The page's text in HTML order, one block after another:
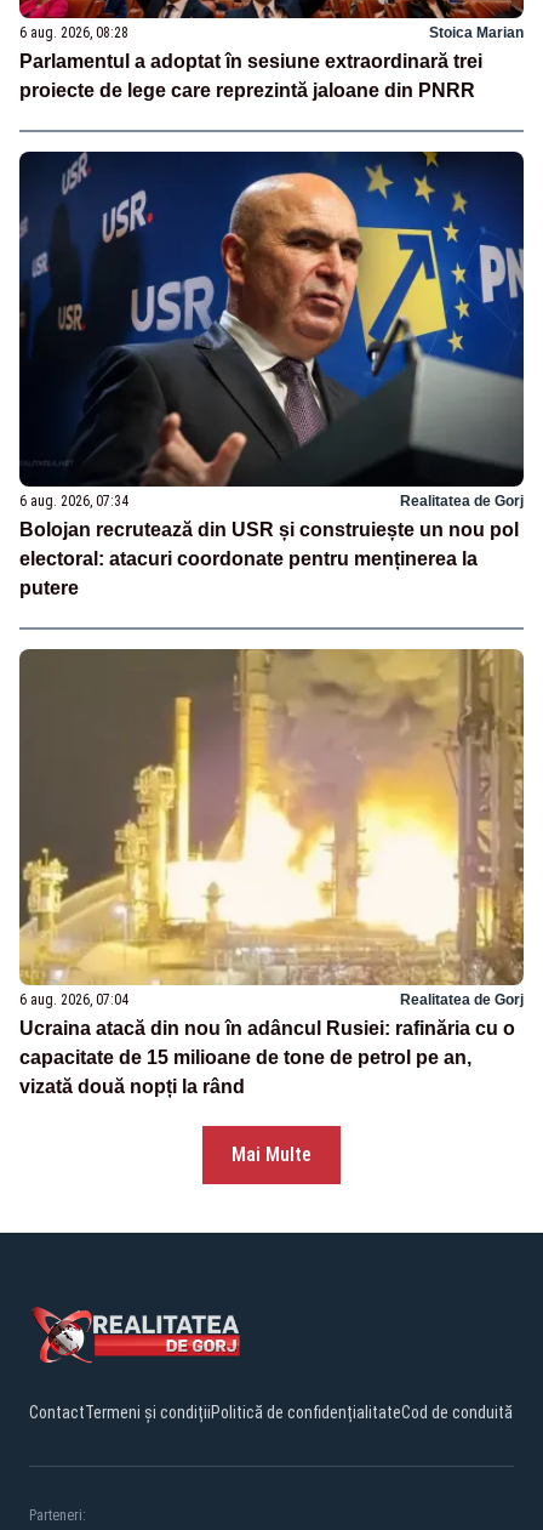
6 aug. 2026, 08:28 Stoica Marian
Parlamentul a adoptat în sesiune extraordinară trei
proiecte de lege care reprezintă jaloane din PNRR
6 aug. 2026, 07:34 Realitatea de Gorj
Bolojan recrutează din USR și construiește un nou pol
electoral: atacuri coordonate pentru menținerea la
putere
6 aug. 2026, 07:04 Realitatea de Gorj
Ucraina atacă din nou în adâncul Rusiei: rafinăria cu o
capacitate de 15 milioane de tone de petrol pe an,
vizată două nopți la rând
Mai Multe
ContactTermeni și condițiiPolitică de confidențialitateCod de conduită
Parteneri: